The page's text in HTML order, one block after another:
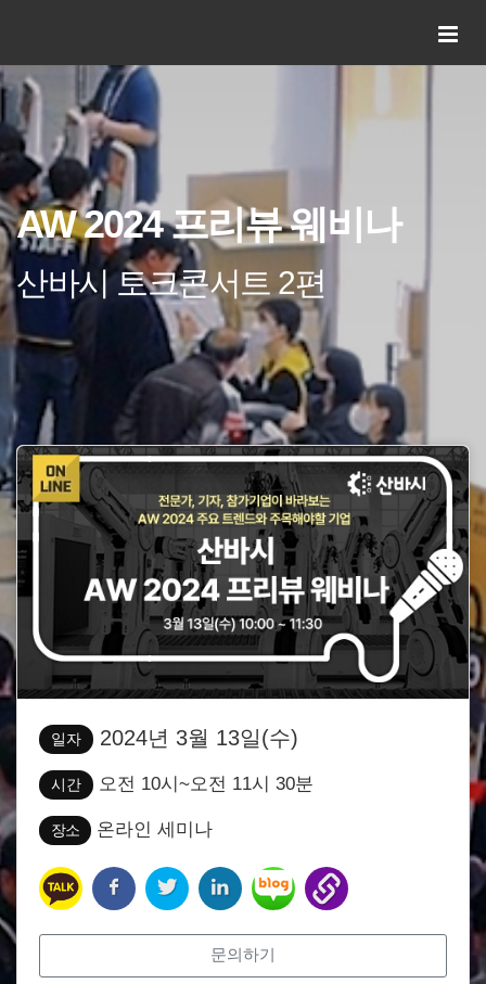
AW 2024 프리뷰 웨비나
산바시 토크콘서트 2편
일자 2024년 3월 13일(수)
시간 오전 10시~오전 11시 30분
장소 온라인 세미나
문의하기